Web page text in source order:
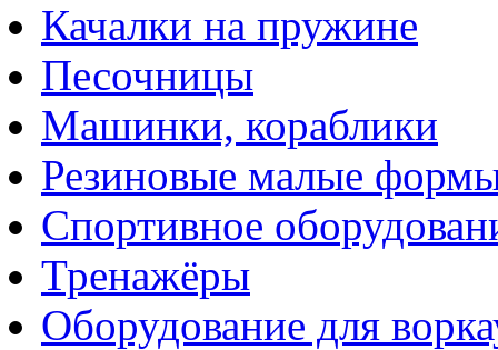
Качалки на пружине
Песочницы
Машинки, кораблики
Резиновые малые
Спортивное
Тренажёры
Оборудование для